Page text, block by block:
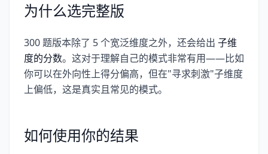
为什么选完整版
300 题版本除了 5 个宽泛维度之外，还会给出 子维
度的分数。这对于理解自己的模式非常有用——比如
你可以在外向性上得分偏高，但在"寻求刺激"子维度
上偏低，这是真实且常见的模式。
如何使用你的结果